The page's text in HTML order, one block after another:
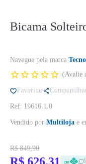
Bicama
Navegue pela marca
Avalie
Favoritar
Ref: 19616.1.0
Vendido por Multiloja e
R$ 849,90
no